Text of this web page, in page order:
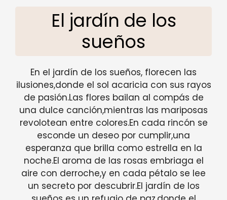
El jardín de los
sueños
En el jardín de los sueños, florecen las
ilusiones,donde el sol acaricia con sus rayos
de pasión.Las flores bailan al compás de
una dulce canción,mientras las mariposas
revolotean entre colores.En cada rincón se
esconde un deseo por cumplir,una
esperanza que brilla como estrella en la
noche.El aroma de las rosas embriaga el
aire con derroche,y en cada pétalo se lee
un secreto por descubrir.El jardín de los